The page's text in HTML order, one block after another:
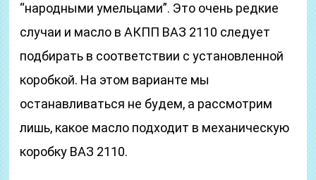
“народными умельцами”. Это очень редкие
случаи и масло в АКПП ВАЗ 2110 следует
подбирать в соответствии с установленной
коробкой. На этом варианте мы
останавливаться не будем, а рассмотрим
лишь, какое масло подходит в механическую
коробку ВАЗ 2110.